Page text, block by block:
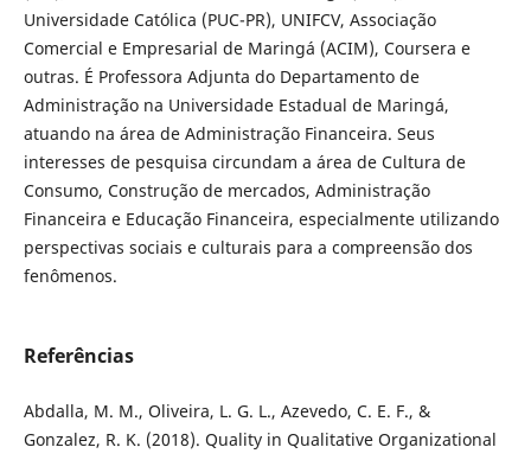
Universidade Católica (PUC-PR), UNIFCV, Associação
Comercial e Empresarial de Maringá (ACIM), Coursera e
outras. É Professora Adjunta do Departamento de
Administração na Universidade Estadual de Maringá,
atuando na área de Administração Financeira. Seus
interesses de pesquisa circundam a área de Cultura de
Consumo, Construção de mercados, Administração
Financeira e Educação Financeira, especialmente utilizando
perspectivas sociais e culturais para a compreensão dos
fenômenos.
Referências
Abdalla, M. M., Oliveira, L. G. L., Azevedo, C. E. F., &
Gonzalez, R. K. (2018). Quality in Qualitative Organizational